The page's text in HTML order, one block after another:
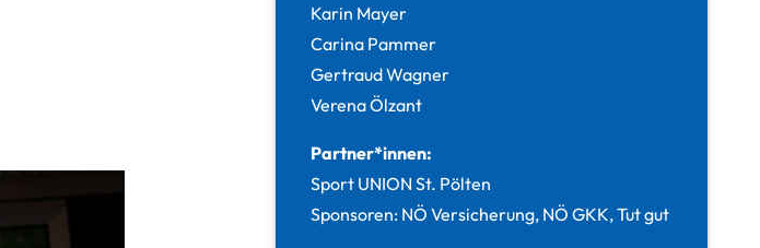
Karin Mayer
Carina Pammer
Gertraud Wagner
Verena Ölzant
Partner*innen:
Sport UNION St. Pölten
Sponsoren: NÖ Versicherung, NÖ GKK, Tut gut